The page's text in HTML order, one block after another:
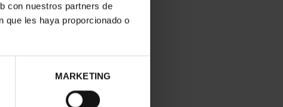
con nuestros partners de
que les haya proporcionado o
MARKETING